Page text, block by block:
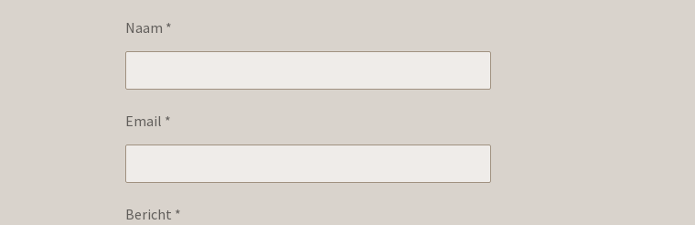
Naam *
Email *
Bericht *